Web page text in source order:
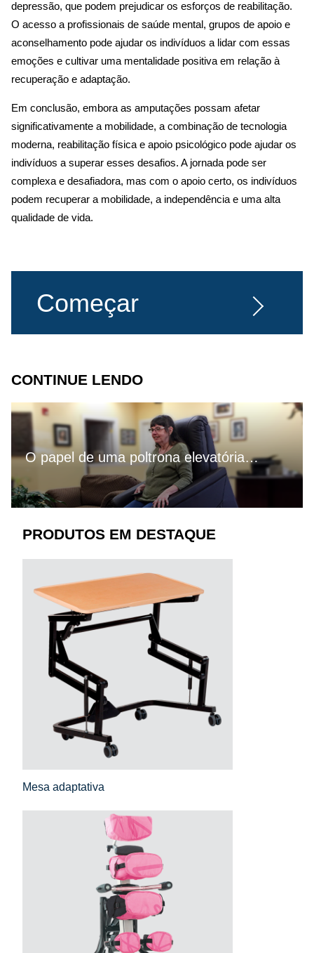
depressão, que podem prejudicar os esforços de reabilitação.
O acesso a profissionais de saúde mental, grupos de apoio e
aconselhamento pode ajudar os indivíduos a lidar com essas
emoções e cultivar uma mentalidade positiva em relação à
recuperação e adaptação.
Em conclusão, embora as amputações possam afetar
significativamente a mobilidade, a combinação de tecnologia
moderna, reabilitação física e apoio psicológico pode ajudar os
indivíduos a superar esses desafios. A jornada pode ser
complexa e desafiadora, mas com o apoio certo, os indivíduos
podem recuperar a mobilidade, a independência e uma alta
qualidade de vida.
Começar
CONTINUE LENDO
O papel de uma poltrona elevatória…
PRODUTOS EM DESTAQUE
Mesa adaptativa